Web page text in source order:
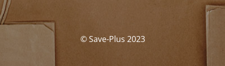
© Save-Plus 2023